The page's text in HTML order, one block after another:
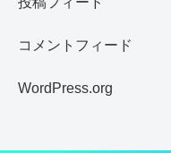
コメントフィード
WordPress.org